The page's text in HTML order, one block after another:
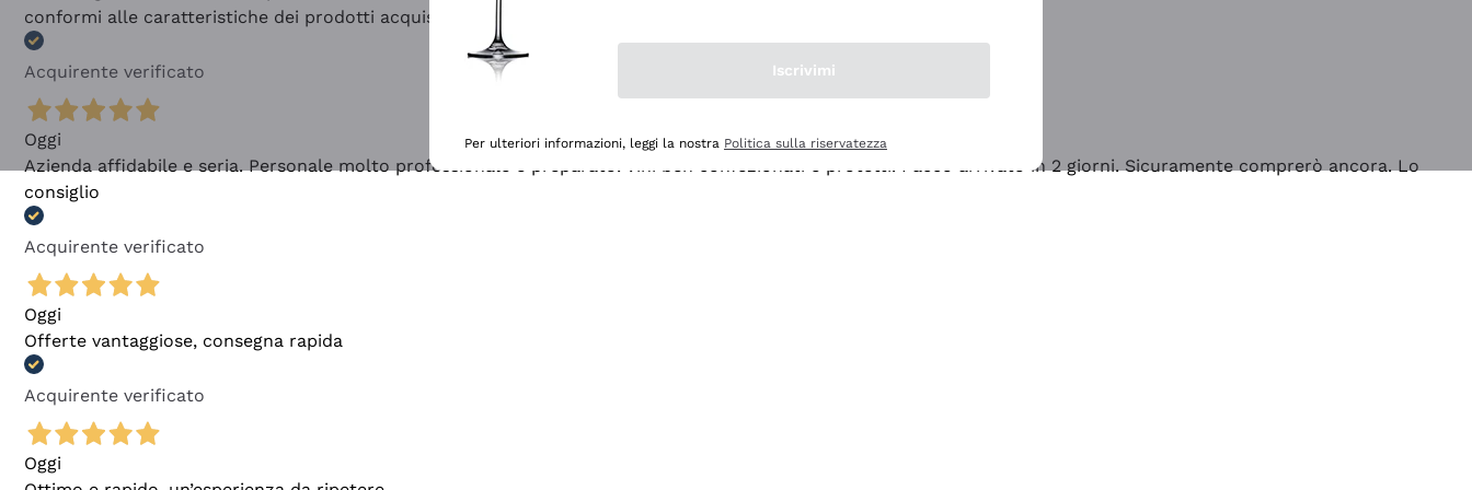
conformi alle caratteristiche dei prodotti acquistati
Acquirente verificato
Oggi
Azienda affidabile e seria. Personale molto professionale e preparato. Vini ben confezionati e protetti. Pacco arrivato in 2 giorni. Sicuramente comprerò ancora. Lo
consiglio
Acquirente verificato
Oggi
Offerte vantaggiose, consegna rapida
Acquirente verificato
Oggi
Iscrivimi
Per ulteriori informazioni, leggi la nostra Politica sulla riservatezza